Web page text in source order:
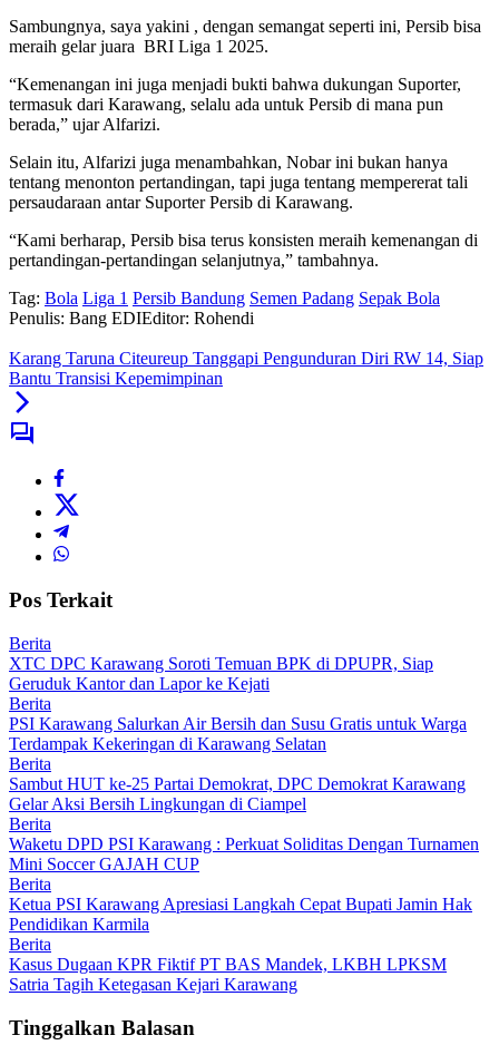
Sambungnya, saya yakini , dengan semangat seperti ini, Persib bisa
meraih gelar juara BRI Liga 1 2025.
“Kemenangan ini juga menjadi bukti bahwa dukungan Suporter,
termasuk dari Karawang, selalu ada untuk Persib di mana pun
berada,” ujar Alfarizi.
Selain itu, Alfarizi juga menambahkan, Nobar ini bukan hanya
tentang menonton pertandingan, tapi juga tentang mempererat tali
persaudaraan antar Suporter Persib di Karawang.
“Kami berharap, Persib bisa terus konsisten meraih kemenangan di
pertandingan-pertandingan selanjutnya,” tambahnya.
Tag: Bola Liga 1 Persib Bandung Semen Padang Sepak Bola
Penulis: Bang EDIEditor: Rohendi
Karang Taruna Citeureup Tanggapi Pengunduran Diri RW 14, Siap
Bantu Transisi Kepemimpinan
Pos Terkait
Berita
XTC DPC Karawang Soroti Temuan BPK di DPUPR, Siap
Geruduk Kantor dan Lapor ke Kejati
Berita
PSI Karawang Salurkan Air Bersih dan Susu Gratis untuk Warga
Terdampak Kekeringan di Karawang Selatan
Berita
Sambut HUT ke-25 Partai Demokrat, DPC Demokrat Karawang
Gelar Aksi Bersih Lingkungan di Ciampel
Berita
Waketu DPD PSI Karawang : Perkuat Soliditas Dengan Turnamen
Mini Soccer GAJAH CUP
Berita
Ketua PSI Karawang Apresiasi Langkah Cepat Bupati Jamin Hak
Pendidikan Karmila
Berita
Kasus Dugaan KPR Fiktif PT BAS Mandek, LKBH LPKSM
Satria Tagih Ketegasan Kejari Karawang
Tinggalkan Balasan